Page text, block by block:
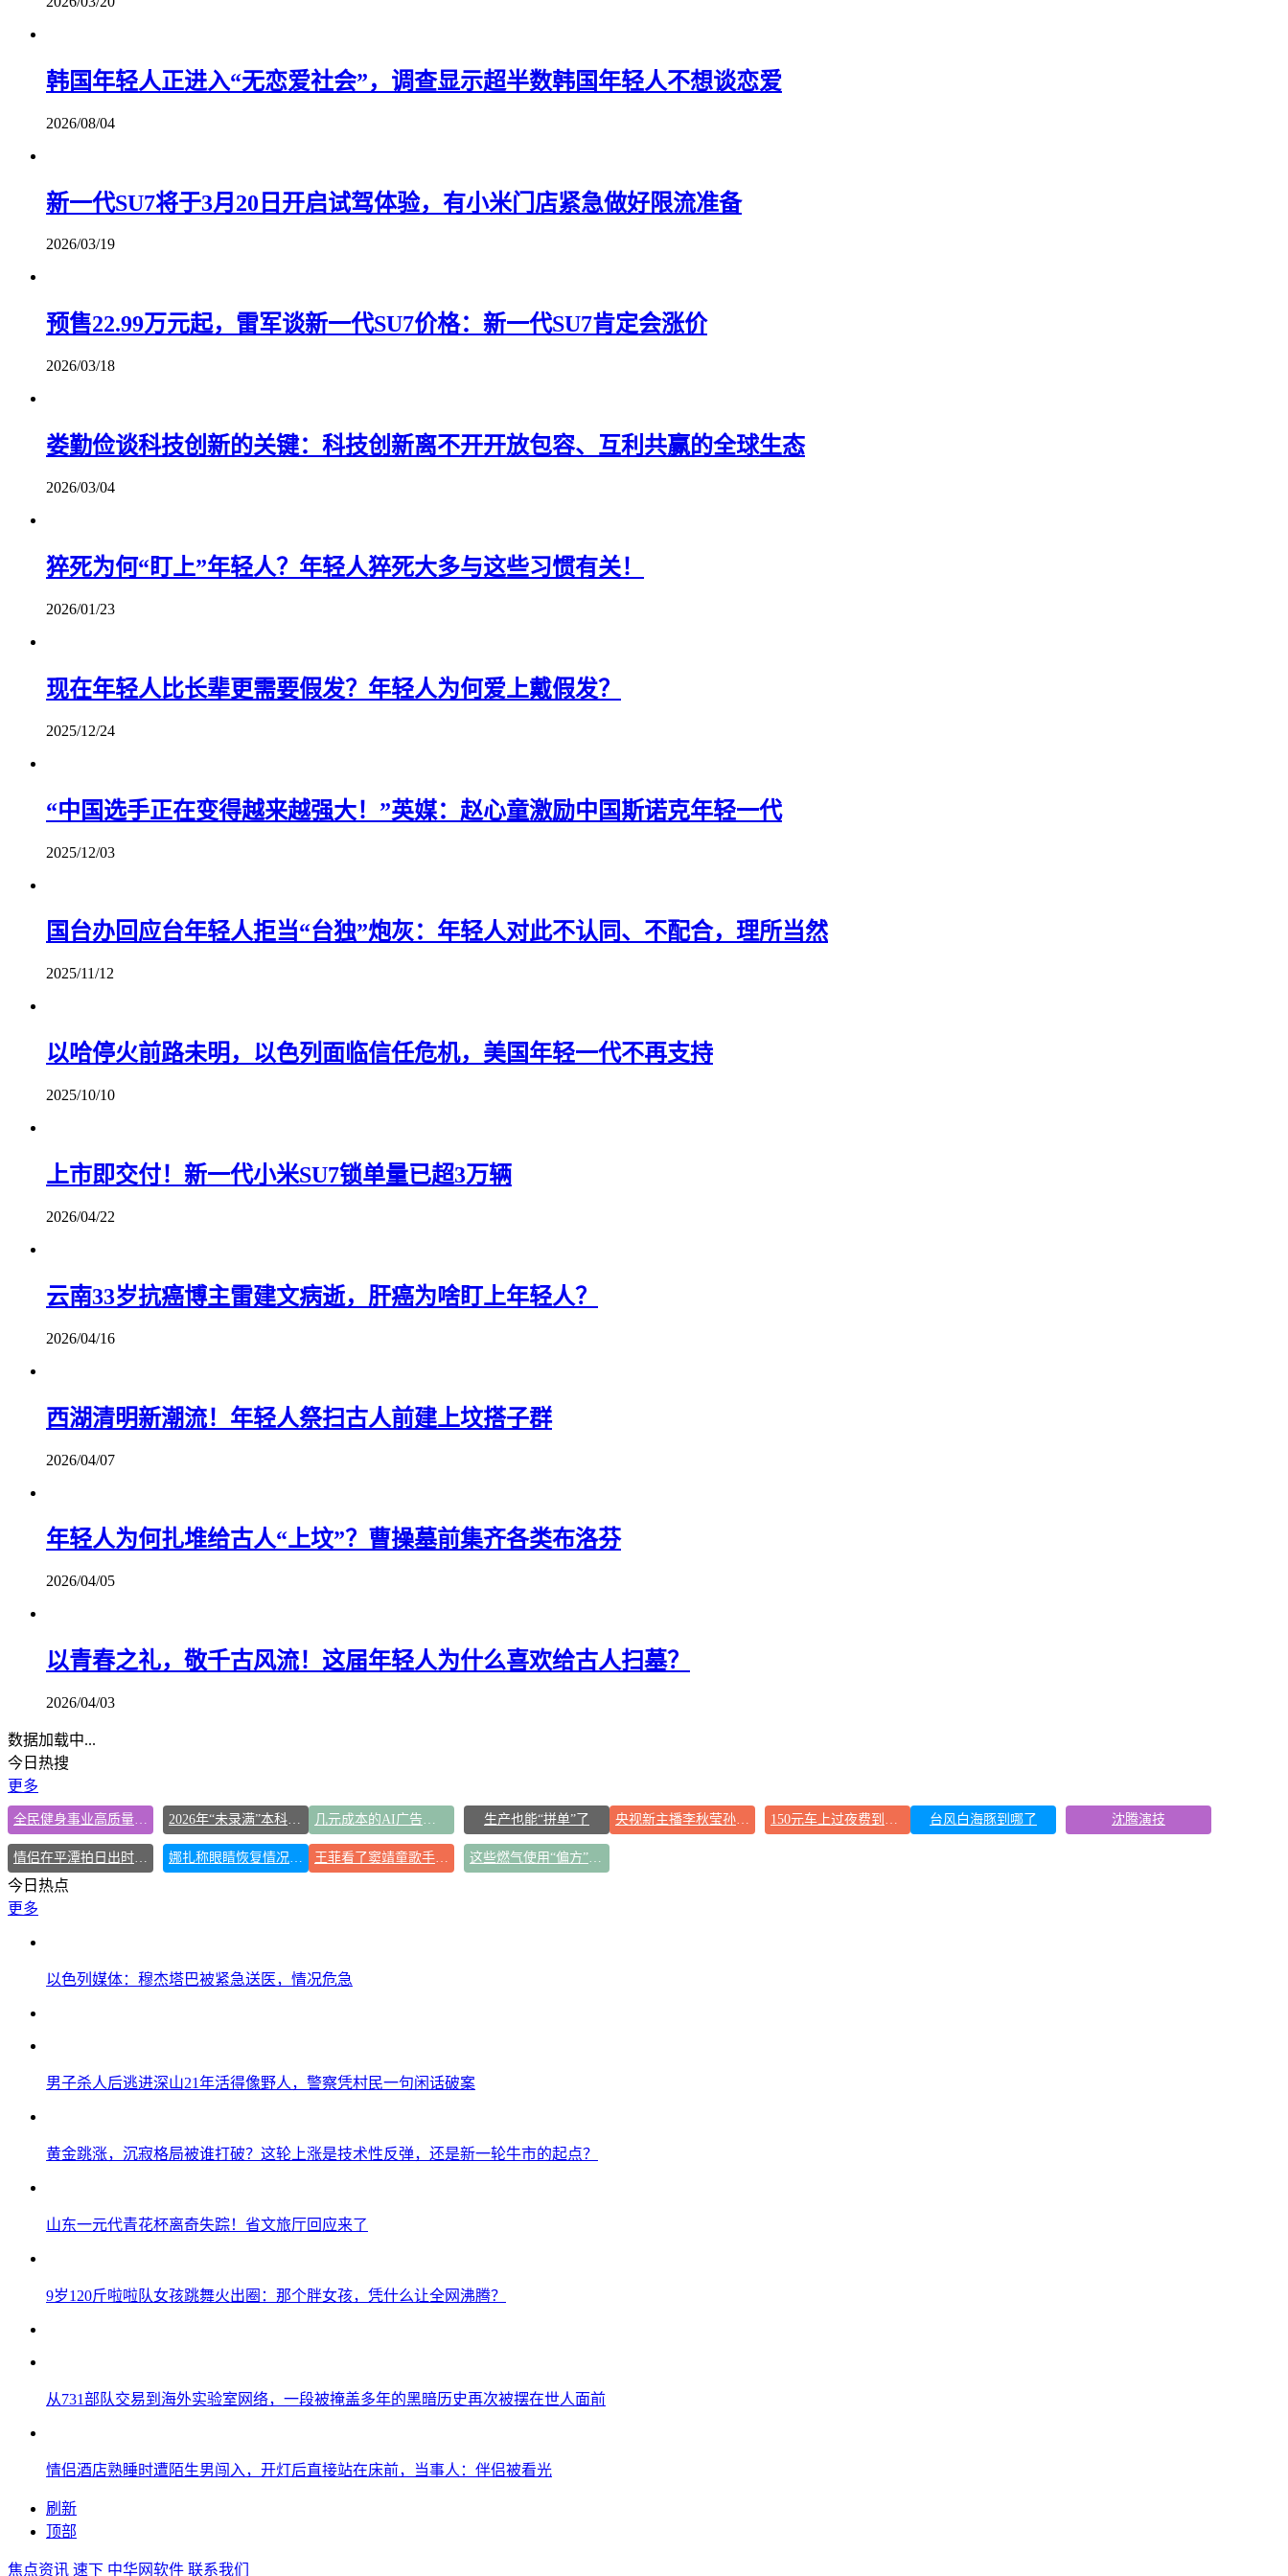
韩国年轻人正进入“无恋爱社会”，调查显示超半数韩国年轻人不想谈恋爱
2026/08/04
新一代SU7将于3月20日开启试驾体验，有小米门店紧急做好限流准备
2026/03/19
预售22.99万元起，雷军谈新一代SU7价格：新一代SU7肯定会涨价
2026/03/18
娄勤俭谈科技创新的关键：科技创新离不开开放包容、互利共赢的全球生态
2026/03/04
猝死为何“盯上”年轻人？年轻人猝死大多与这些习惯有关！
2026/01/23
现在年轻人比长辈更需要假发？年轻人为何爱上戴假发？
2025/12/24
“中国选手正在变得越来越强大！”英媒：赵心童激励中国斯诺克年轻一代
2025/12/03
国台办回应台年轻人拒当“台独”炮灰：年轻人对此不认同、不配合，理所当然
2025/11/12
以哈停火前路未明，以色列面临信任危机，美国年轻一代不再支持
2025/10/10
上市即交付！新一代小米SU7锁单量已超3万辆
2026/04/22
云南33岁抗癌博主雷建文病逝，肝癌为啥盯上年轻人？
2026/04/16
西湖清明新潮流！年轻人祭扫古人前建上坟搭子群
2026/04/07
年轻人为何扎堆给古人“上坟”？曹操墓前集齐各类布洛芬
2026/04/05
以青春之礼，敬千古风流！这届年轻人为什么喜欢给古人扫墓？
2026/04/03
数据加载中...
今日热搜
更多
全民健身事业高质量发展 2026年“未录满”本科专业排行榜出炉 几元成本的AI广告导致千万市值蒸发 生产也能“拼单”了 央视新主播李秋莹孙亚鹏亮相 150元车上过夜费到底谁被做局了 台风白海豚到哪了 沈腾演技
情侣在平潭拍日出时坠崖致一死一伤 娜扎称眼睛恢复情况不太妙 王菲看了窦靖童歌手总决赛 这些燃气使用“偏方”千万别信
今日热点
更多
以色列媒体：穆杰塔巴被紧急送医，情况危急
男子杀人后逃进深山21年活得像野人，警察凭村民一句闲话破案
黄金跳涨，沉寂格局被谁打破？这轮上涨是技术性反弹，还是新一轮牛市的起点？
山东一元代青花杯离奇失踪！省文旅厅回应来了
9岁120斤啦啦队女孩跳舞火出圈：那个胖女孩，凭什么让全网沸腾？
从731部队交易到海外实验室网络，一段被掩盖多年的黑暗历史再次被摆在世人面前
情侣酒店熟睡时遭陌生男闯入，开灯后直接站在床前，当事人：伴侣被看光
刷新
顶部
焦点资讯 速下 中华网软件 联系我们